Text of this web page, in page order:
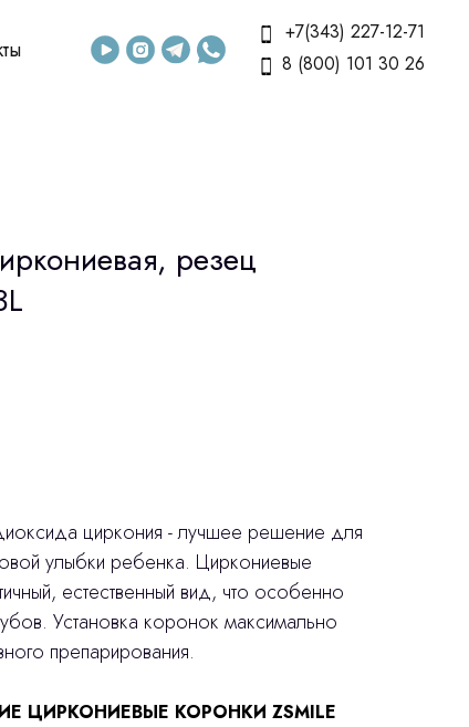
+7(343) 227-12-71
8 (800) 101 30 26
резец
циркония - лучшее решение для
улыбки ребенка. Циркониевые
естественный вид, что особенно
Установка коронок максимально
препарирования.
ЦИРКОНИЕВЫЕ КОРОНКИ ZSMILE